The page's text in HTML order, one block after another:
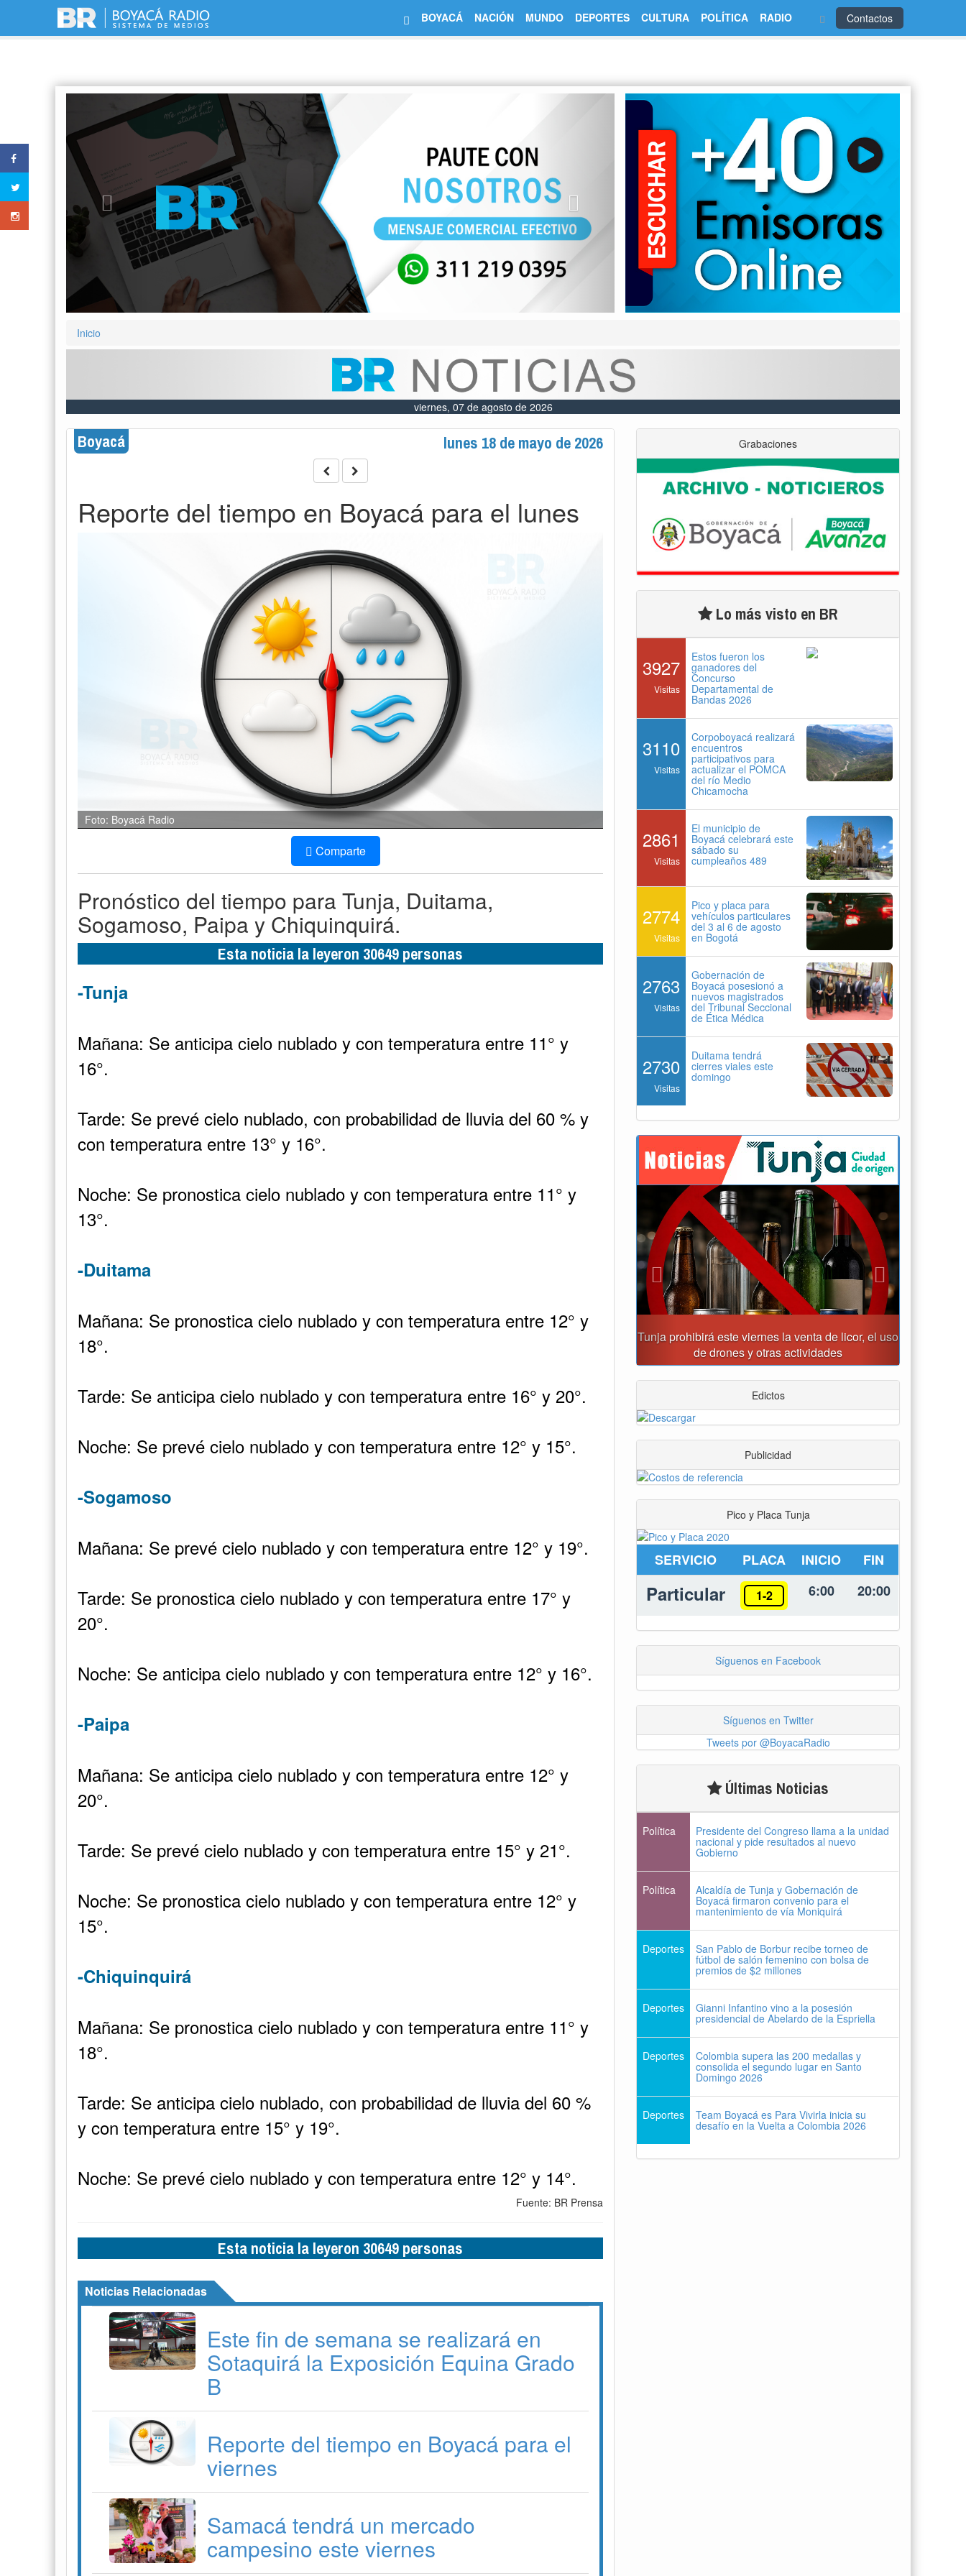
Contactos
BOYACÁ NACIÓN MUNDO DEPORTES CULTURA POLÍTICA RADIO
Previous
Inicio
viernes, 07 de agosto de 2026
Boyacá lunes 18 de mayo de 2026
Reporte del tiempo en Boyacá para el lunes
Foto: Boyacá Radio
Comparte
Pronóstico del tiempo para Tunja, Duitama,
Sogamoso, Paipa y Chiquinquirá.
Esta noticia la leyeron 30649 personas
-Tunja
Mañana: Se anticipa cielo nublado y con temperatura entre 11° y
16°.
Tarde: Se prevé cielo nublado, con probabilidad de lluvia del 60 % y
con temperatura entre 13° y 16°.
Noche: Se pronostica cielo nublado y con temperatura entre 11° y
13°.
-Duitama
Mañana: Se pronostica cielo nublado y con temperatura entre 12° y
18°.
Tarde: Se anticipa cielo nublado y con temperatura entre 16° y 20°.
Noche: Se prevé cielo nublado y con temperatura entre 12° y 15°.
-Sogamoso
Mañana: Se prevé cielo nublado y con temperatura entre 12° y 19°.
Tarde: Se pronostica cielo nublado y con temperatura entre 17° y
20°.
Noche: Se anticipa cielo nublado y con temperatura entre 12° y 16°.
-Paipa
Mañana: Se anticipa cielo nublado y con temperatura entre 12° y
20°.
Tarde: Se prevé cielo nublado y con temperatura entre 15° y 21°.
Noche: Se pronostica cielo nublado y con temperatura entre 12° y
15°.
-Chiquinquirá
Mañana: Se pronostica cielo nublado y con temperatura entre 11° y
18°.
Tarde: Se anticipa cielo nublado, con probabilidad de lluvia del 60 %
y con temperatura entre 15° y 19°.
Noche: Se prevé cielo nublado y con temperatura entre 12° y 14°.
Fuente: BR Prensa
Esta noticia la leyeron 30649 personas
Noticias Relacionadas
Este fin de semana se realizará en
Sotaquirá la Exposición Equina Grado
B
Reporte del tiempo en Boyacá para el
viernes
Samacá tendrá un mercado
campesino este viernes
Grabaciones
Lo más visto en BR
3927
Visitas
Estos fueron los
ganadores del
Concurso
Departamental de
Bandas 2026
3110
Visitas
Corpoboyacá realizará
encuentros
participativos para
actualizar el POMCA
del río Medio
Chicamocha
2861
Visitas
El municipio de
Boyacá celebrará este
sábado su
cumpleaños 489
2774
Visitas
Pico y placa para
vehículos particulares
del 3 al 6 de agosto
en Bogotá
2763
Visitas
Gobernación de
Boyacá posesionó a
nuevos magistrados
del Tribunal Seccional
de Ética Médica
2730
Visitas
Duitama tendrá
cierres viales este
domingo
Alcalde Rafael Acevedo propone convertir a Tunja
en "Distrito Histórico y Turístico"
Previous
Edictos
Publicidad
Pico y Placa Tunja
SERVICIO PLACA INICIO FIN
Particular 1-2 6:00 20:00
Síguenos en Facebook
Síguenos en Twitter
Tweets por @BoyacaRadio
Últimas Noticias
Política Presidente del Congreso llama a la unidad
nacional y pide resultados al nuevo
Gobierno
Política Alcaldía de Tunja y Gobernación de
Boyacá firmaron convenio para el
mantenimiento de vía Moniquirá
Deportes San Pablo de Borbur recibe torneo de
fútbol de salón femenino con bolsa de
premios de $2 millones
Deportes Gianni Infantino vino a la posesión
presidencial de Abelardo de la Espriella
Deportes Colombia supera las 200 medallas y
consolida el segundo lugar en Santo
Domingo 2026
Deportes Team Boyacá es Para Vivirla inicia su
desafío en la Vuelta a Colombia 2026